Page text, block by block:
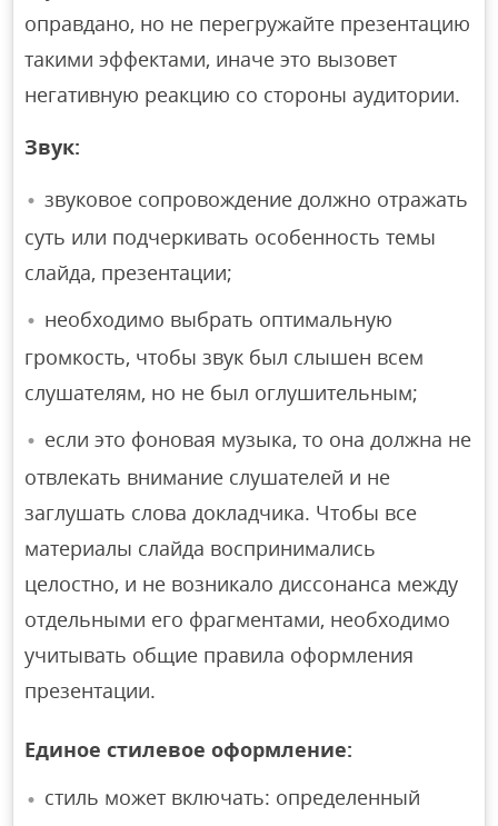
оправдано, но не перегружайте презентацию
такими эффектами, иначе это вызовет
негативную реакцию со стороны аудитории.
Звук:
звуковое сопровождение должно отражать
суть или подчеркивать особенность темы
слайда, презентации;
необходимо выбрать оптимальную
громкость, чтобы звук был слышен всем
слушателям, но не был оглушительным;
если это фоновая музыка, то она должна не
отвлекать внимание слушателей и не
заглушать слова докладчика. Чтобы все
материалы слайда воспринимались
целостно, и не возникало диссонанса между
отдельными его фрагментами, необходимо
учитывать общие правила оформления
презентации.
Единое стилевое оформление:
стиль может включать: определенный